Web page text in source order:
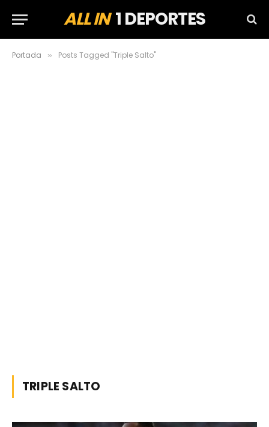
ALL IN1 DEPORTES
Portada » Posts Tagged "Triple Salto"
TRIPLE SALTO